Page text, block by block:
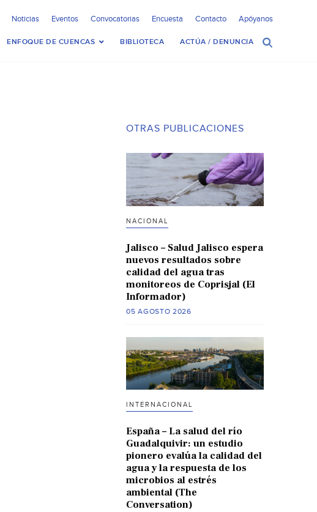
Noticias Eventos Convocatorias Encuesta Contacto Apóyanos
ENFOQUE DE CUENCAS BIBLIOTECA ACTÚA / DENUNCIA
OTRAS PUBLICACIONES
NACIONAL
Jalisco – Salud Jalisco espera
nuevos resultados sobre
calidad del agua tras
monitoreos de Coprisjal (El
Informador)
05 AGOSTO 2026
INTERNACIONAL
España – La salud del río
Guadalquivir: un estudio
pionero evalúa la calidad del
agua y la respuesta de los
microbios al estrés
ambiental (The
Conversation)